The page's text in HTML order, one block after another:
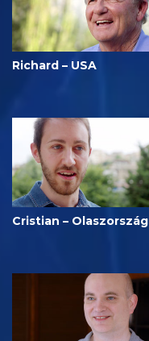
Richard – USA
Cristian – Olaszország